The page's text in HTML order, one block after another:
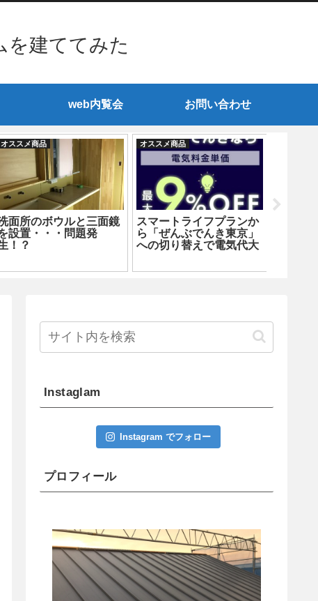
を建ててみた
web内覧会 お問い合わせ
オススメ商品
面所のボウルと三面鏡
設置・・・問題発
！？
オススメ商品
スマートライフプランか
ら「ぜんぶでんき東京」
への切り替えで電気代大
Instaglam
Instagram でフォロー
プロフィール